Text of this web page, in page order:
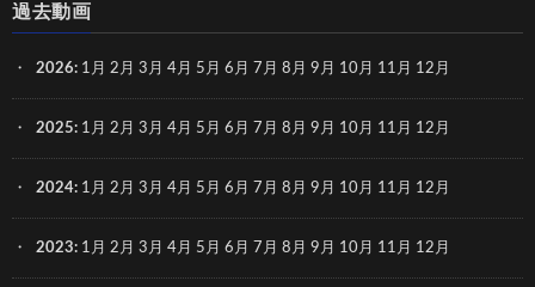
過去動画
2026: 1月 2月 3月 4月 5月 6月 7月 8月 9月 10月 11月 12月
2025: 1月 2月 3月 4月 5月 6月 7月 8月 9月 10月 11月 12月
2024: 1月 2月 3月 4月 5月 6月 7月 8月 9月 10月 11月 12月
2023: 1月 2月 3月 4月 5月 6月 7月 8月 9月 10月 11月 12月